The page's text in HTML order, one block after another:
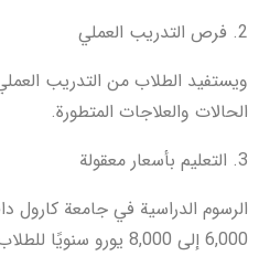
2. فرص التدريب العملي
ويستفيد الطلاب من التدريب
الحالات والعلاجات المتطورة.
3. التعليم بأسعار معقولة
الرسوم الدراسية في جامعة كارول
6,000 إلى 8,000 يورو سنويًا للطلاب الدوليين.